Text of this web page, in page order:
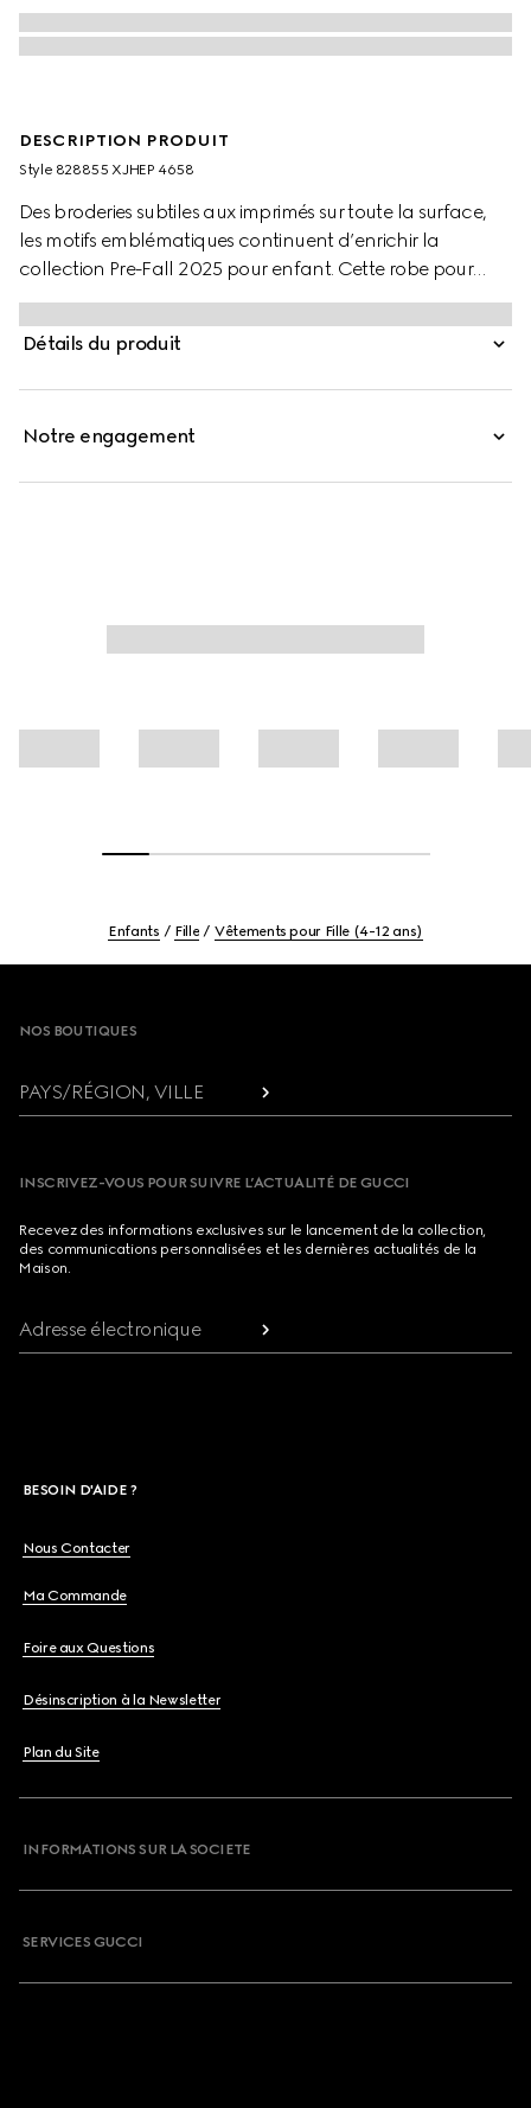
DESCRIPTION PRODUIT
Style ‎828855 XJHEP 4658
Des broderies subtiles aux imprimés sur toute la surface,
les motifs emblématiques continuent d’enrichir la
collection Pre-Fall 2025 pour enfant. Cette robe pour
enfant confectionnée en jersey présente un col en voile
de coton contrastant et une broderie GG sur toute la
surface.
Détails du produit
Notre engagement
Enfants Fille Vêtements pour Fille (4-12 ans)
NOS BOUTIQUES
PAYS/RÉGION, VILLE
INSCRIVEZ-VOUS POUR SUIVRE L’ACTUALITÉ DE GUCCI
Recevez des informations exclusives sur le lancement de la collection,
des communications personnalisées et les dernières actualités de la
Maison.
Adresse électronique
BESOIN D'AIDE ?
Nous Contacter
Ma Commande
Foire aux Questions
Désinscription à la Newsletter
Plan du Site
INFORMATIONS SUR LA SOCIETE
SERVICES GUCCI